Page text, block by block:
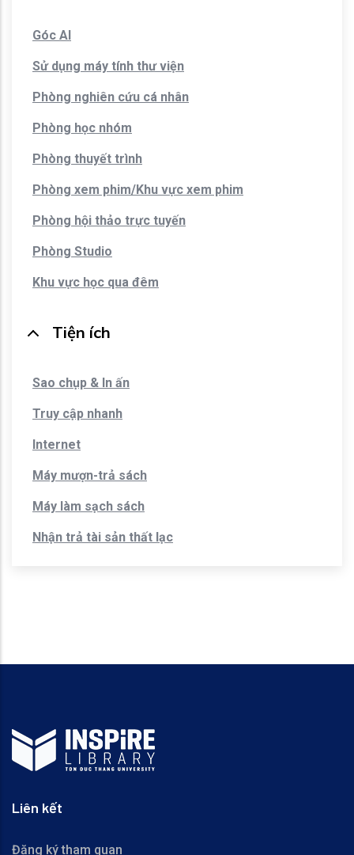
Góc AI
Sử dụng máy tính thư viện
Phòng nghiên cứu cá nhân
Phòng học nhóm
Phòng thuyết trình
Phòng xem phim/Khu vực xem phim
Phòng hội thảo trực tuyến
Phòng Studio
Khu vực học qua đêm
Tiện ích
Sao chụp & In ấn
Truy cập nhanh
Internet
Máy mượn-trả sách
Máy làm sạch sách
Nhận trả tài sản thất lạc
Liên kết
Đăng ký tham quan